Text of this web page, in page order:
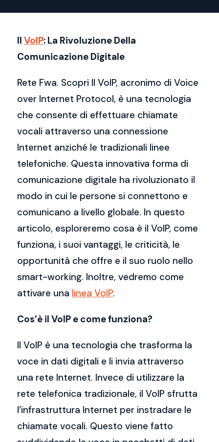
Il VoIP: La Rivoluzione Della
Comunicazione Digitale
Rete Fwa. Scopri Il VoIP, acronimo di Voice
over Internet Protocol, è una tecnologia
che consente di effettuare chiamate
vocali attraverso una connessione
Internet anziché le tradizionali linee
telefoniche. Questa innovativa forma di
comunicazione digitale ha rivoluzionato il
modo in cui le persone si connettono e
comunicano a livello globale. In questo
articolo, esploreremo cosa è il VoIP, come
funziona, i suoi vantaggi, le criticità, le
opportunità che offre e il suo ruolo nello
smart-working. Inoltre, vedremo come
attivare una linea VoIP.
Cos’è il VoIP e come funziona?
Il VoIP è una tecnologia che trasforma la
voce in dati digitali e li invia attraverso
una rete Internet. Invece di utilizzare la
rete telefonica tradizionale, il VoIP sfrutta
l’infrastruttura Internet per instradare le
chiamate vocali. Questo viene fatto